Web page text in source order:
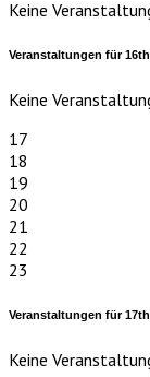
Keine
Veranstaltungen für16th
Keine
17
18
19
20
21
22
23
Veranstaltungen für17th
Keine